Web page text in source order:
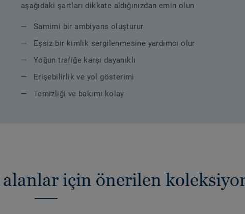
aşağıdaki şartları dikkate aldığınızdan emin olun
Samimi bir ambiyans oluşturur
Eşsiz bir kimlik sergilenmesine yardımcı olur
Yoğun trafiğe karşı dayanıklı
Erişebilirlik ve yol gösterimi
Temizliği ve bakımı kolay
alanlar için önerilen